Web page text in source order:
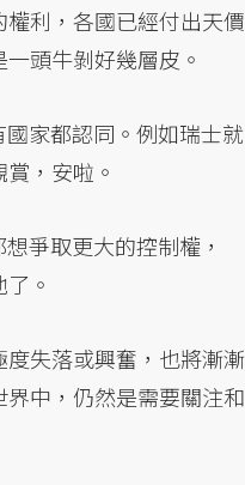
利，各國已經付出天價
頭牛剝好幾層皮。
家都認同。例如瑞士就
，安啦。
爭取更大的控制權，
。
失落或興奮，也將漸漸
中，仍然是需要關注和